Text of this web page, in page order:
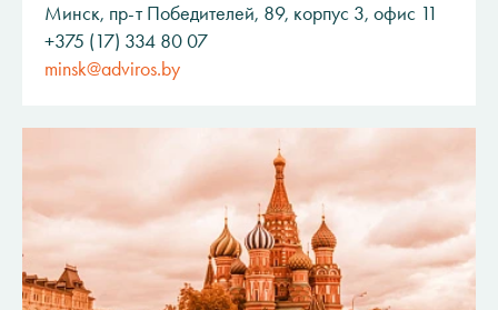
Минск, пр-т Победителей, 89, корпус 3, офис 11
+375 (17) 334 80 07
minsk@adviros.by